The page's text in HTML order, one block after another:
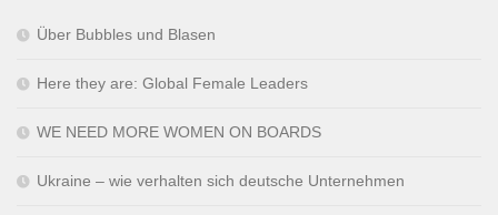
Über Bubbles und Blasen
Here they are: Global Female Leaders
WE NEED MORE WOMEN ON BOARDS
Ukraine – wie verhalten sich deutsche Unternehmen